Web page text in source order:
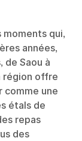
qui,
années,
de Saou à
région offre
comme une
étals de
repas
des